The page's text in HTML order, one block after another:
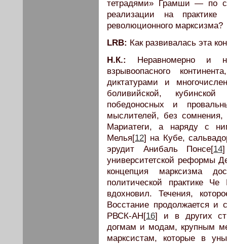
тетрадями» Грамши — по
реализации на
революционного марксизма?
LRB: Как развивалась эта
Н.К.:
Неравномерно и
взрывоопасного
диктатурами и
боливийской,
победоносных и
мыслителей, без
Мариатеги, а наряду с
Мелья[12] на Кубе,
эрудит Анибаль Понсе[14]
университетской реформы
концепция марксизма
политической практике
вдохновил. Течения,
Восстание продолжается
РВСК-АН[16] и в других
догмам и модам, крупным
марксистам, которые в